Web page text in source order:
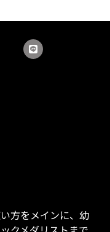
方をメインに、幼